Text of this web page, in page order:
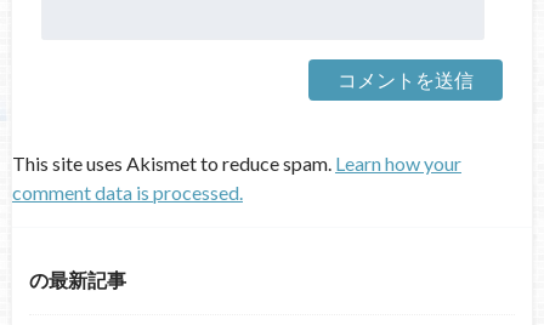
This site uses Akismet to reduce spam. Learn how your
comment data is processed.
の最新記事